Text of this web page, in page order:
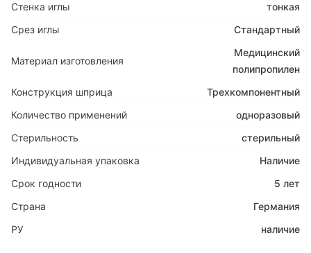
Стенка иглы
тонкая
Срез иглы
Стандартный
Материал изготовления
Медицинский
полипропилен
Конструкция шприца
Трехкомпонентный
Количество применений
одноразовый
Стерильность
стерильный
Индивидуальная упаковка
Наличие
Срок годности
5 лет
Страна
Германия
РУ
наличие